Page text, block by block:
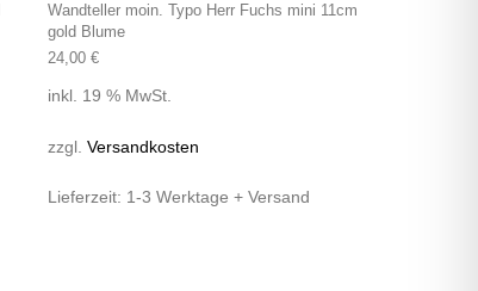
Wandteller moin. Typo Herr Fuchs mini 11cm
gold Blume
24,00 €
inkl. 19 % MwSt.
zzgl. Versandkosten
Lieferzeit: 1-3 Werktage + Versand